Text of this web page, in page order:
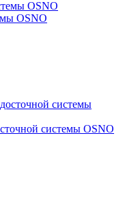
OSNO
системы OSNO